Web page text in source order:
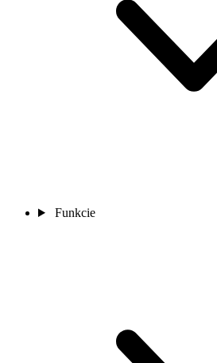
Funkcie